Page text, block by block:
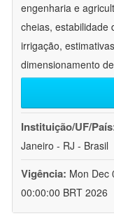
engenharia e
cheias, estabilidade
irrigação,
dimensionamento
Instituição/UF/
Janeiro - RJ - Brasil
Vigência: Mon Dec
00:00:00 BRT 2026